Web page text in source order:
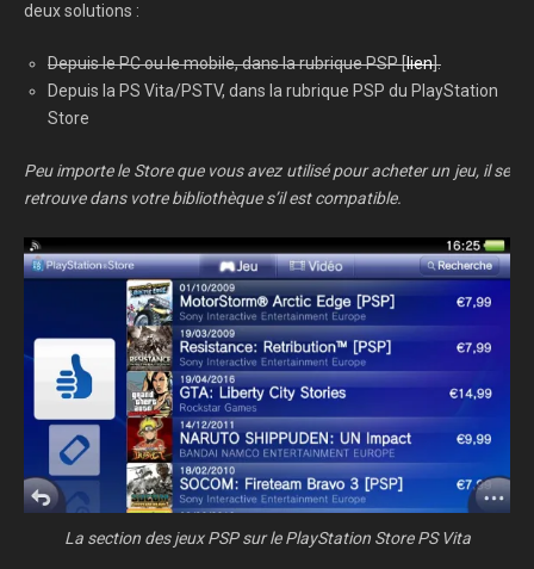
deux solutions :
Depuis le PC ou le mobile, dans la rubrique PSP [lien].
Depuis la PS Vita/PSTV, dans la rubrique PSP du PlayStation
Store
Peu importe le Store que vous avez utilisé pour acheter un jeu, il se
retrouve dans votre bibliothèque s’il est compatible.
La section des jeux PSP sur le PlayStation Store PS Vita